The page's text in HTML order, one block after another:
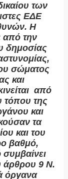
των
ΕΔΕ
Η
από την
δημοσίας
σώματος
και
από
τόπου της
και
τα
και του
βαθμό,
συμβαίνει
άρθρου 9 Ν.
όργανα